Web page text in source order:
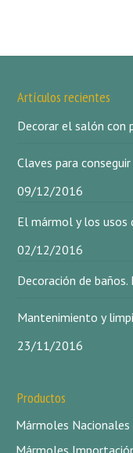
Artículos recientes
Decorar el salón con
Claves para
09/12/2016
El mármol y los usos
02/12/2016
Decoración de
Mantenimiento y
23/11/2016
Productos
Mármoles Nacionales